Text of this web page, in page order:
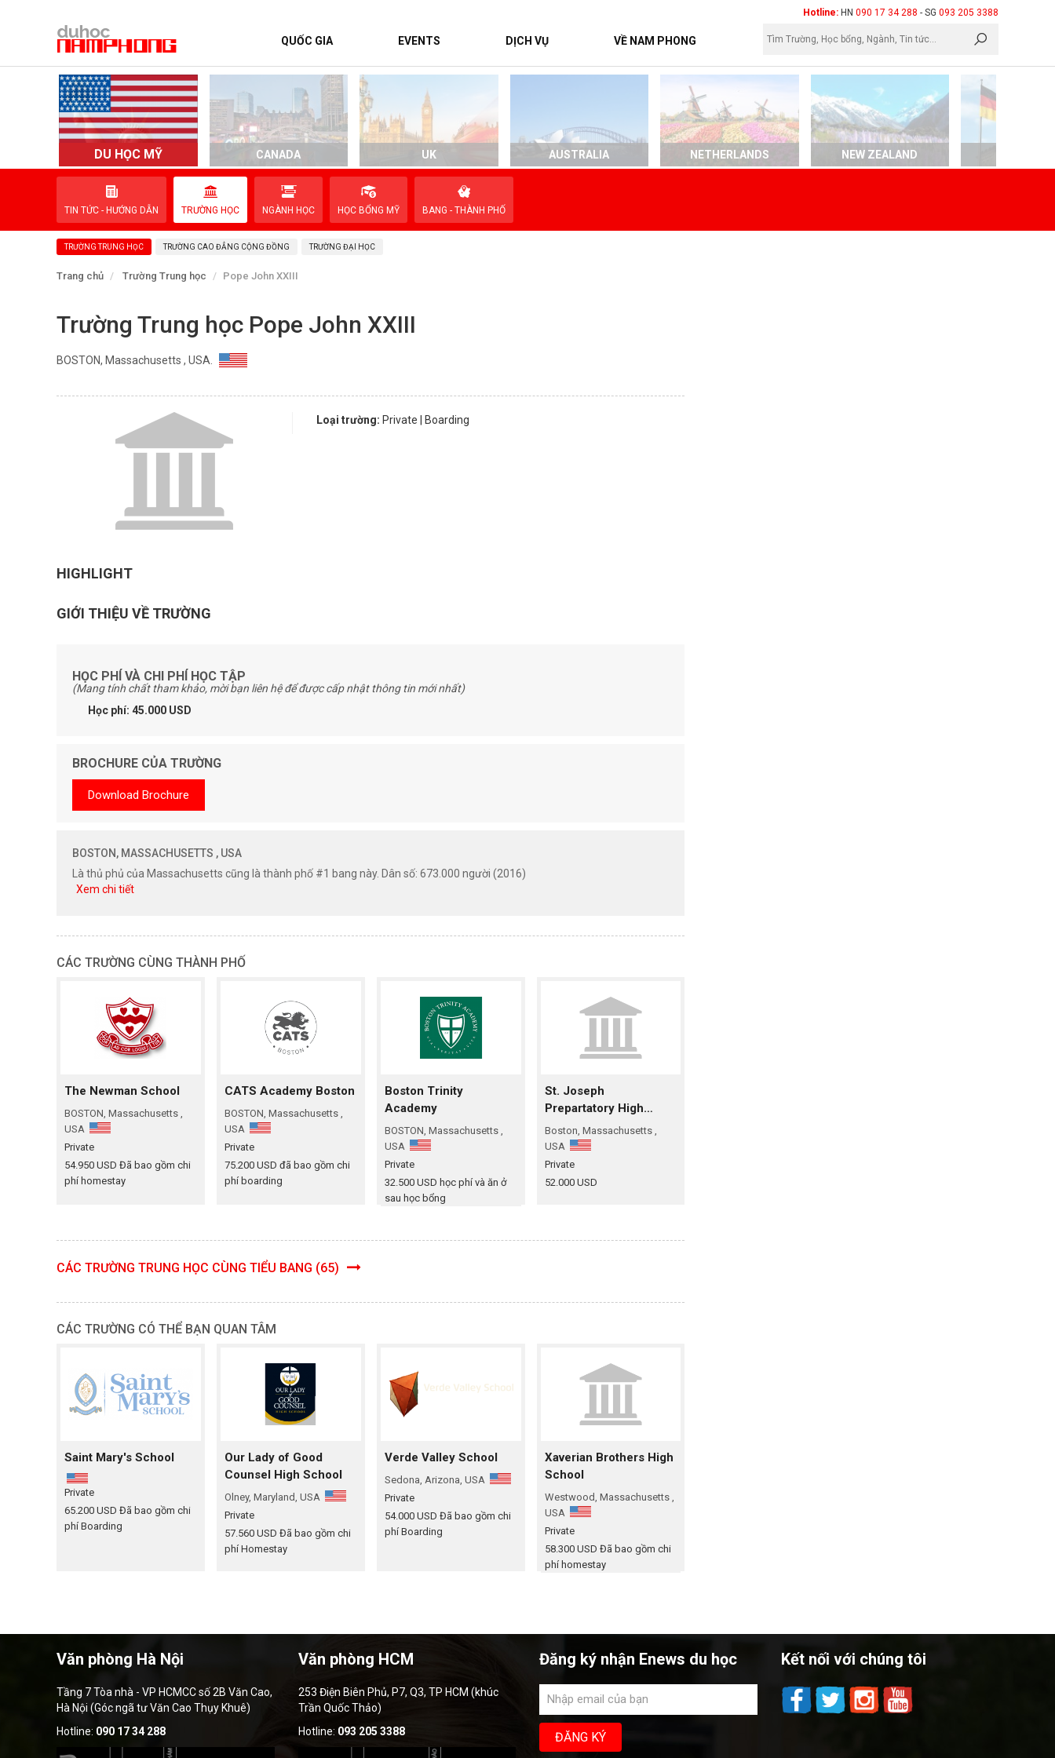
Hotline: HN 090 17 34 288 - SG 093 205 3388
QUỐC GIA EVENTS DỊCH VỤ VỀ NAM PHONG
DU HỌC MỸ CANADA UK AUSTRALIA NETHERLANDS NEW ZEALAND
TIN TỨC - HƯỚNG DẪN TRƯỜNG HỌC NGÀNH HỌC HỌC BỔNG MỸ BANG - THÀNH PHỐ
TRƯỜNG TRUNG HỌC TRƯỜNG CAO ĐẲNG CỘNG ĐỒNG TRƯỜNG ĐẠI HỌC
Trang chủ Trường Trung học Pope John XXIII
Trường Trung học Pope John XXIII
BOSTON, Massachusetts , USA.
Loại trường:Private| Boarding
HIGHLIGHT
GIỚI THIỆU VỀ TRƯỜNG
HỌC PHÍ VÀ CHI PHÍ HỌC TẬP
(Mang tính chất tham khảo, mời bạn liên hệ để được cấp nhật thông tin mới nhất)
Học phí: 45.000 USD
BROCHURE CỦA TRƯỜNG
Download Brochure
BOSTON, MASSACHUSETTS , USA
Là thủ phủ của Massachusetts cũng là thành phố #1 bang này. Dân số: 673.000 người (2016)
Xem chi tiết
CÁC TRƯỜNG CÙNG THÀNH PHỐ
The Newman School
BOSTON, Massachusetts ,
USA
Private
54.950 USD Đã bao gồm chi
phí homestay
CATS Academy Boston
BOSTON, Massachusetts ,
USA
Private
75.200 USD đã bao gồm chi
phí boarding
Boston Trinity
Academy
BOSTON, Massachusetts ,
USA
Private
32.500 USD học phí và ăn ở
sau học bổng
St. Joseph
Prepartatory High
School
Boston, Massachusetts ,
USA
Private
52.000 USD
CÁC TRƯỜNG TRUNG HỌC CÙNG TIỂU BANG (65)
CÁC TRƯỜNG CÓ THỂ BẠN QUAN TÂM
Saint Mary's School
Private
65.200 USD Đã bao gồm chi
phí Boarding
Our Lady of Good
Counsel High School
Olney, Maryland, USA
Private
57.560 USD Đã bao gồm chi
phí Homestay
Verde Valley School
Sedona, Arizona, USA
Private
54.000 USD Đã bao gồm chi
phí Boarding
Xaverian Brothers High
School
Westwood, Massachusetts ,
USA
Private
58.300 USD Đã bao gồm chi
phí homestay
Văn phòng Hà Nội
Tầng 7 Tòa nhà - VP HCMCC số 2B Văn Cao,
Hà Nội (Góc ngã tư Văn Cao Thụy Khuê)
Hotline: 090 17 34 288
Văn phòng HCM
253 Điện Biên Phủ, P7, Q3, TP HCM (khúc
Trần Quốc Thảo)
Hotline: 093 205 3388
Đăng ký nhận Enews du học Kết nối với chúng tôi
TRANG CHỦ
QUỐC GIA
EVENTS
LIÊN HỆ